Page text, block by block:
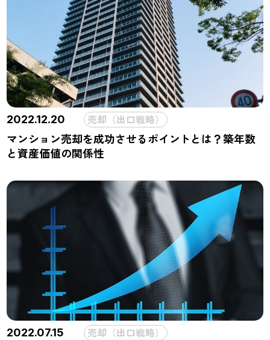
2022.12.20 売却（出口戦略）
マンション売却を成功させるポイントとは？築年数
と資産価値の関係性
2022.07.15 売却（出口戦略）